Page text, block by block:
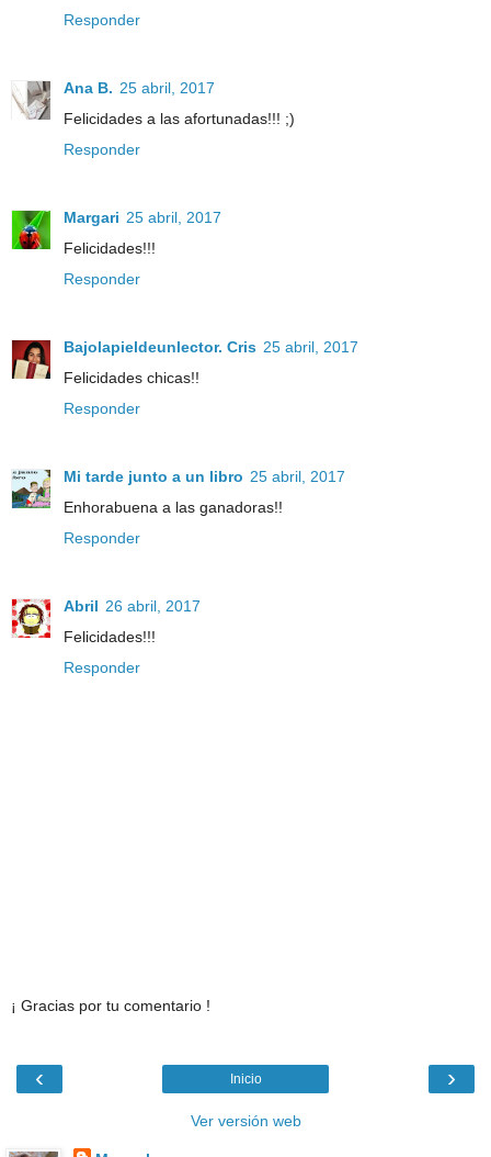
Responder
Ana B. 25 abril, 2017
Felicidades a las afortunadas!!! ;)
Responder
Margari 25 abril, 2017
Felicidades!!!
Responder
Bajolapieldeunlector. Cris 25 abril, 2017
Felicidades chicas!!
Responder
Mi tarde junto a un libro 25 abril, 2017
Enhorabuena a las ganadoras!!
Responder
Abril 26 abril, 2017
Felicidades!!!
Responder
¡ Gracias por tu comentario !
‹ ›
Inicio
Ver versión web